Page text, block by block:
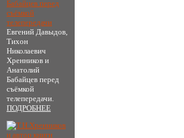
Евгений Давыдов,
Тихон
Николаевич
Хренников и
Анатолий
Бабайцев перед
съёмкой
телепередачи.
ПОДРОБНЕЕ